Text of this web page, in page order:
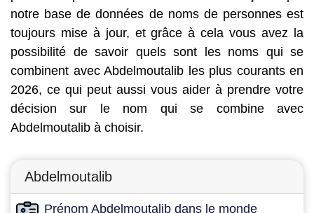
notre base de données de noms de personnes est
toujours mise à jour, et grâce à cela vous avez la
possibilité de savoir quels sont les noms qui se
combinent avec Abdelmoutalib les plus courants en
2026, ce qui peut aussi vous aider à prendre votre
décision sur le nom qui se combine avec
Abdelmoutalib à choisir.
Abdelmoutalib
Prénom Abdelmoutalib dans le monde